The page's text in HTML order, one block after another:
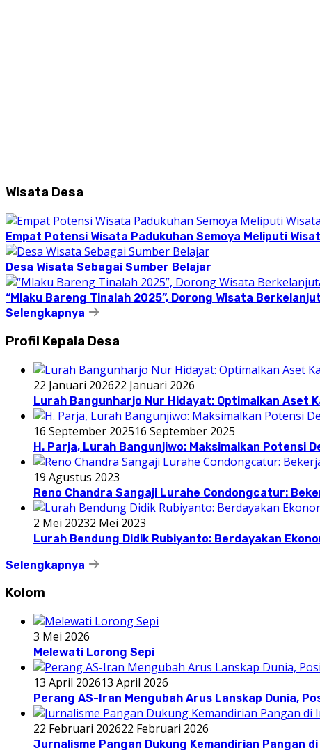
Wisata Desa
Empat Potensi Wisata Padukuhan Semoya Meliputi
Desa Wisata Sebagai Sumber Belajar
“Mlaku Bareng Tinalah 2025”, Dorong Wisata
Selengkapnya
Profil Kepala Desa
22 Januari 202622 Januari 2026
Lurah Bangunharjo Nur Hidayat: Optimalkan Aset
16 September 202516 September 2025
H. Parja, Lurah Bangunjiwo: Maksimalkan Potensi
19 Agustus 2023
Reno Chandra Sangaji Lurahe Condongcatur:
2 Mei 20232 Mei 2023
Lurah Bendung Didik Rubiyanto: Berdayakan
Selengkapnya
Kolom
3 Mei 2026
Melewati Lorong Sepi
13 April 202613 April 2026
Perang AS-Iran Mengubah Arus Lanskap Dunia,
22 Februari 202622 Februari 2026
Jurnalisme Pangan Dukung Kemandirian Pangan